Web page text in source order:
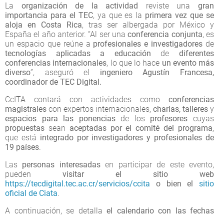
La organización de la actividad reviste unagran
importancia para el TEC, ya que es la primera vez que se
aloja en Costa Rica, tras ser albergada por México y
España el año anterior. “Al ser unaconferencia conjunta, es
un espacio que reúne a profesionales e investigadores de
tecnologías aplicadas a educación dediferentes
conferencias internacionales, lo que lo hace un evento más
diverso”, aseguró el ingeniero Agustín Francesa,
coordinador de TEC Digital.
CcITA contará con actividades como conferencias
magistrales con expertos internacionales, charlas, talleres y
espacios para las ponenciasde los profesores cuyas
propuestas sean aceptadas por el comité del programa,
que está integrado por investigadores y profesionales de
19 países.
Las personas interesadasen participar de este evento,
pueden visitar el sitio web
https://tecdigital.tec.ac.cr/servicios/ccita o bien el sitio
oficial de Ciata.
A continuación, se detalla el calendario con las fechas